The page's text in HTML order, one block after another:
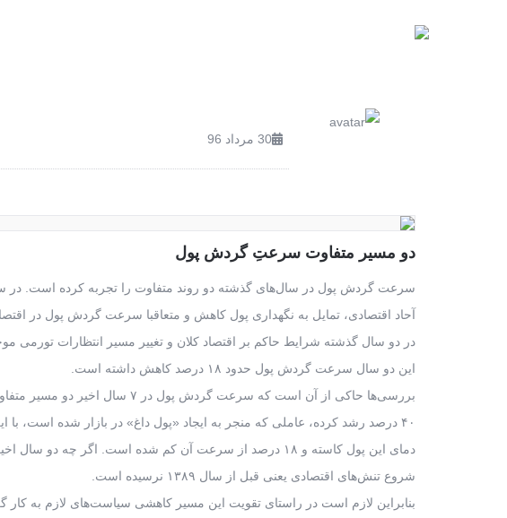
30 مرداد 96
دو مسیر متفاوت سرعتِ گردش پول
در دو سال گذشته شرایط حاکم بر اقتصاد کلان و تغییر مسیر انتظارات
این دو سال سرعت گردش پول حدود ۱۸ درصد کاهش داشته است.
۴۰ درصد رشد کرده، عاملی که منجر به ایجاد «پول داغ» در بازار شده است،
دمای این پول کاسته و ۱۸ درصد از سرعت آن کم شده است. اگر
شروع تنش‌های اقتصادی یعنی قبل از سال ۱۳۸۹ نرسیده است.
بنابراین لازم است در راستای تقویت این مسیر کاهشی سیاست‌های لازم به